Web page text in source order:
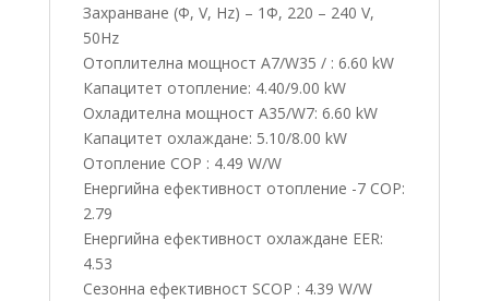
Захранване (Φ, V, Hz) – 1Ф, 220 – 240 V,
50Hz
Отоплителна мощност A7/W35 / : 6.60 kW
Капацитет отопление: 4.40/9.00 kW
Охладителна мощност A35/W7: 6.60 kW
Капацитет охлаждане: 5.10/8.00 kW
Отопление COP : 4.49 W/W
Енергийна ефективност отопление -7 COP:
2.79
Енергийна ефективност охлаждане EER:
4.53
Сезонна ефективност SCOP : 4.39 W/W